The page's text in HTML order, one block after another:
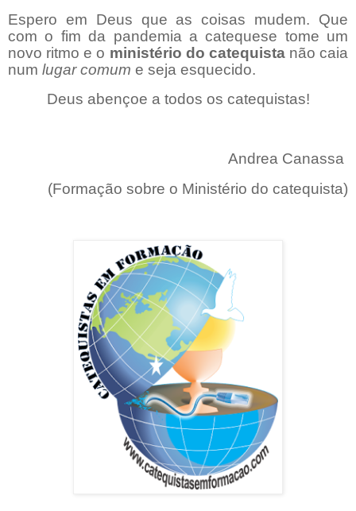
Espero em Deus que as coisas mudem. Que
com o fim da pandemia a catequese tome um
novo ritmo e o ministério do catequistanão caia
num lugar comum e seja esquecido.
Deus abençoe a todos os catequistas!
Andrea Canassa
(Formação sobre o Ministério do catequista)